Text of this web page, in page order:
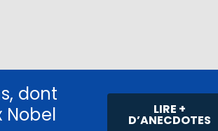
dont
Nobel
LIRE +
D’ANECDOTES